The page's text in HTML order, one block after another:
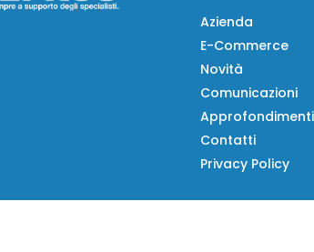
Azienda
E-Commerce
Novità
Comunicazioni
Contatti
Privacy Policy